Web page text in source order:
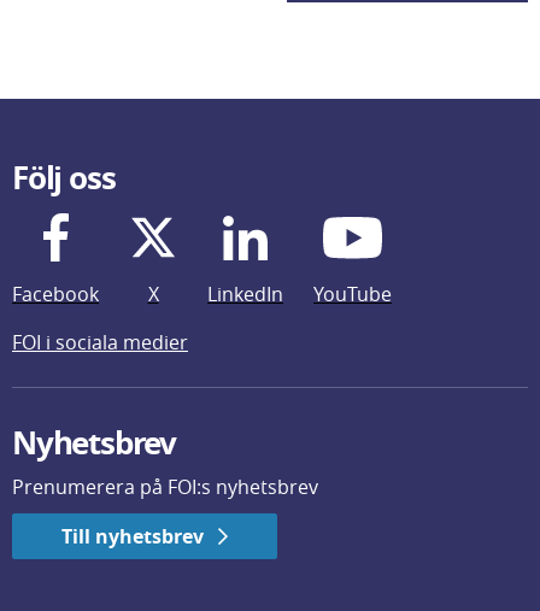
Följ oss
Facebook X LinkedIn
YouTube
FOI i sociala medier
Nyhetsbrev
Prenumerera på FOI:s nyhetsbrev
Till nyhetsbrev